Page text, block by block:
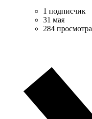
1 подписчик
31 мая
284 просмотра